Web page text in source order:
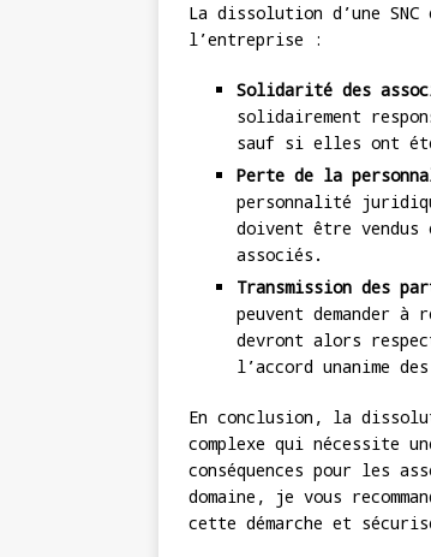
La dissolution d’une
l’entreprise :
Solidarité des
solidairement
sauf si elles ont
Perte de la
personnalité
doivent être
associés.
Transmission des
peuvent demander
devront alors
l’accord unanime
En conclusion, la
complexe qui nécessite
conséquences pour les
domaine, je vous
cette démarche et